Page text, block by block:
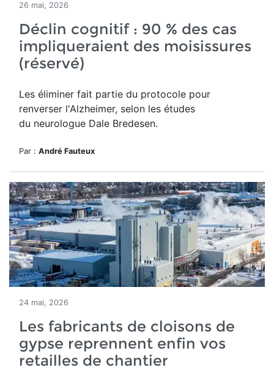
26 mai, 2026
Déclin cognitif : 90 % des cas
impliqueraient des moisissures
(réservé)
Les éliminer fait partie du protocole pour
renverser l'Alzheimer, selon les études
du neurologue Dale Bredesen.
Par : André Fauteux
24 mai, 2026
Les fabricants de cloisons de
gypse reprennent enfin vos
retailles de chantier